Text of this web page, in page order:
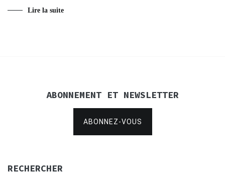
Lire la suite
ABONNEMENT ET NEWSLETTER
ABONNEZ-VOUS
RECHERCHER